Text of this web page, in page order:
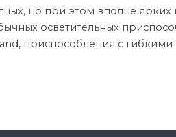
но при этом вполне
осветительных
приспособления с